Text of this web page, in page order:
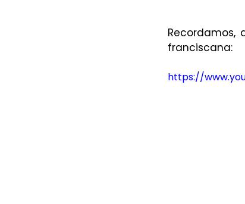
Recordamos,
franciscana:
https://